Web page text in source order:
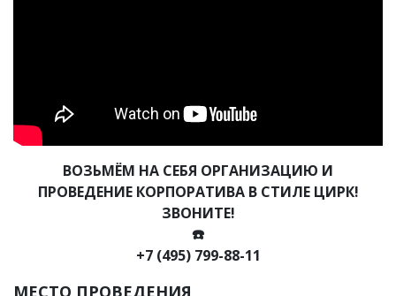
ВОЗЬМЁМ НА СЕБЯ ОРГАНИЗАЦИЮ И
ПРОВЕДЕНИЕ КОРПОРАТИВА В СТИЛЕ ЦИРК!
ЗВОНИТЕ!
☎️
+7 (495) 799-88-11
МЕСТО ПРОВЕДЕНИЯ